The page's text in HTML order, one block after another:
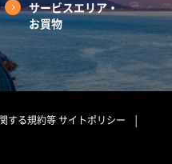
サービスエリア・
お買物
する規約等サイトポリシー